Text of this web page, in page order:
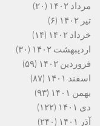
مرداد ۱۴۰۲
(۲۰)
تیر ۱۴۰۲
(۶)
خرداد ۱۴۰۲
(۱۴)
اردیبهشت ۱۴۰۲
(۳۰)
فروردین ۱۴۰۲
(۵۹)
اسفند ۱۴۰۱
(۸۷)
بهمن ۱۴۰۱
(۹۳)
دی ۱۴۰۱
(۱۲۲)
آذر ۱۴۰۱
(۲۴۰)